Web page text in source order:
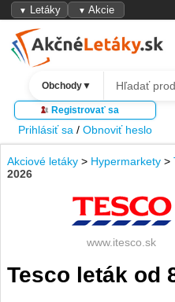
▼ Letáky ▼ Akcie
Obchody▼
Registrovať sa
Prihlásiť sa / Obnoviť heslo
Akciové letáky > Hypermarkety >
2026
www.itesco.sk
Tesco leták od